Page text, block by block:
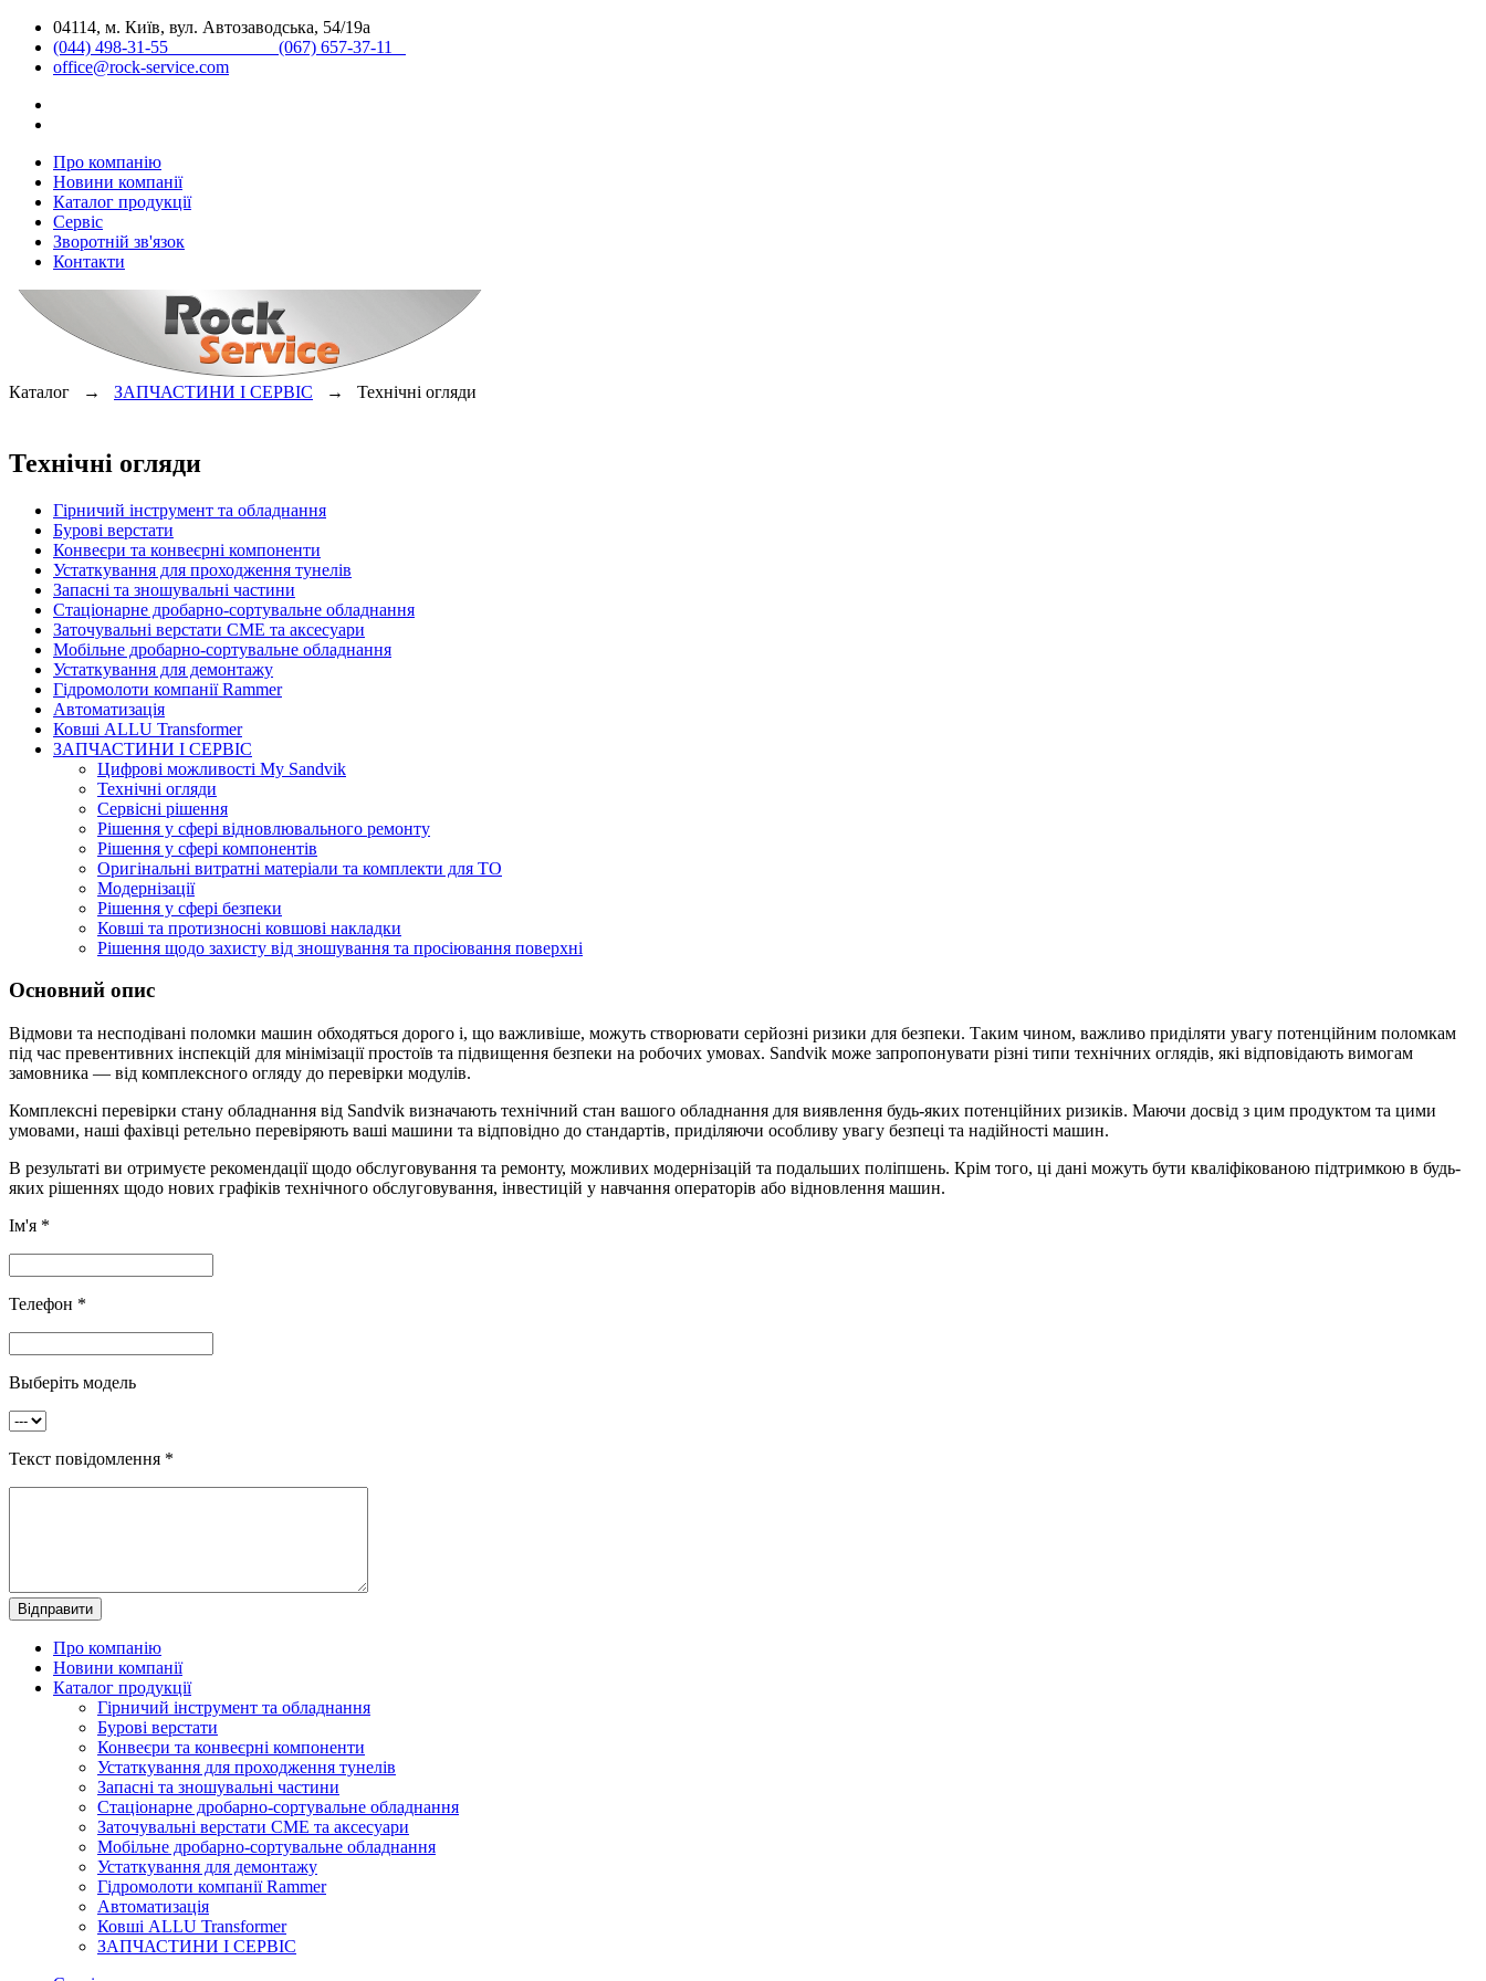
04114, м. Київ, вул. Автозаводська, 54/19а
(044) 498-31-55 (067) 657-37-11
office@rock-service.com
Про компанію
Новини компанії
Каталог продукції
Сервіс
Зворотній зв'язок
Контакти
Каталог → ЗАПЧАСТИНИ І СЕРВІС → Технічні огляди
Технічні огляди
Гірничий інструмент та обладнання
Бурові верстати
Конвеєри та конвеєрні компоненти
Устаткування для проходження тунелів
Запасні та зношувальні частини
Стаціонарне дробарно-сортувальне обладнання
Заточувальні верстати СМЕ та аксесуари
Мобільне дробарно-сортувальне обладнання
Устаткування для демонтажу
Гідромолоти компанії Rammer
Автоматизація
Ковші ALLU Transformer
ЗАПЧАСТИНИ І СЕРВІС
Цифрові можливості My Sandvik
Технічні огляди
Сервісні рішення
Рішення у сфері відновлювального ремонту
Рішення у сфері компонентів
Оригінальні витратні матеріали та комплекти для ТО
Модернізації
Рішення у сфері безпеки
Ковші та протизносні ковшові накладки
Рішення щодо захисту від зношування та просіювання поверхні
Основний опис
Відмови та несподівані поломки машин обходяться дорого і, що важливіше, можуть створювати серйозні ризики для безпеки. Таким чином, важливо приділяти увагу потенційним поломкам
під час превентивних інспекцій для мінімізації простоїв та підвищення безпеки на робочих умовах. Sandvik може запропонувати різні типи технічних оглядів, які відповідають вимогам
замовника — від комплексного огляду до перевірки модулів.
Комплексні перевірки стану обладнання від Sandvik визначають технічний стан вашого обладнання для виявлення будь-яких потенційних ризиків. Маючи досвід з цим продуктом та цими
умовами, наші фахівці ретельно перевіряють ваші машини та відповідно до стандартів, приділяючи особливу увагу безпеці та надійності машин.
В результаті ви отримуєте рекомендації щодо обслуговування та ремонту, можливих модернізацій та подальших поліпшень. Крім того, ці дані можуть бути кваліфікованою підтримкою в будь-
яких рішеннях щодо нових графіків технічного обслуговування, інвестицій у навчання операторів або відновлення машин.
Ім'я *
Телефон *
Выберіть модель
Текст повідомлення *
Про компанію
Новини компанії
Каталог продукції
Гірничий інструмент та обладнання
Бурові верстати
Конвеєри та конвеєрні компоненти
Устаткування для проходження тунелів
Запасні та зношувальні частини
Стаціонарне дробарно-сортувальне обладнання
Заточувальні верстати СМЕ та аксесуари
Мобільне дробарно-сортувальне обладнання
Устаткування для демонтажу
Гідромолоти компанії Rammer
Автоматизація
Ковші ALLU Transformer
ЗАПЧАСТИНИ І СЕРВІС